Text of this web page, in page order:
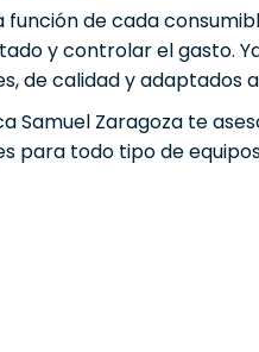
función de cada
y controlar el gasto.
de calidad y adaptados
Samuel Zaragoza te
para todo tipo de